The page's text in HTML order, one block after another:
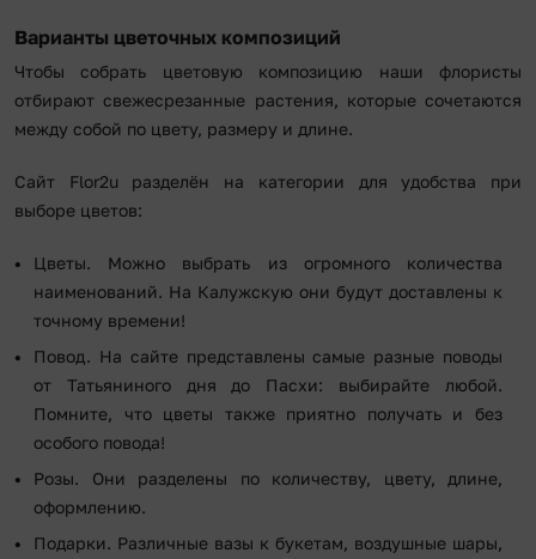
Варианты цветочных композиций
Чтобы собрать цветовую композицию наши флористы
отбирают свежесрезанные растения, которые сочетаются
между собой по цвету, размеру и длине.
Сайт Flor2u разделён на категории для удобства при
выборе цветов:
Цветы. Можно выбрать из огромного количества
наименований. На Калужскую они будут доставлены к
точному времени!
Повод. На сайте представлены самые разные поводы
от Татьяниного дня до Пасхи: выбирайте любой.
Помните, что цветы также приятно получать и без
особого повода!
Розы. Они разделены по количеству, цвету, длине,
оформлению.
Подарки. Различные вазы к букетам, воздушные шары,